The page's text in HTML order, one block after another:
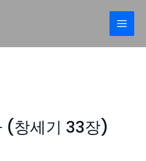
(창세기 33장)